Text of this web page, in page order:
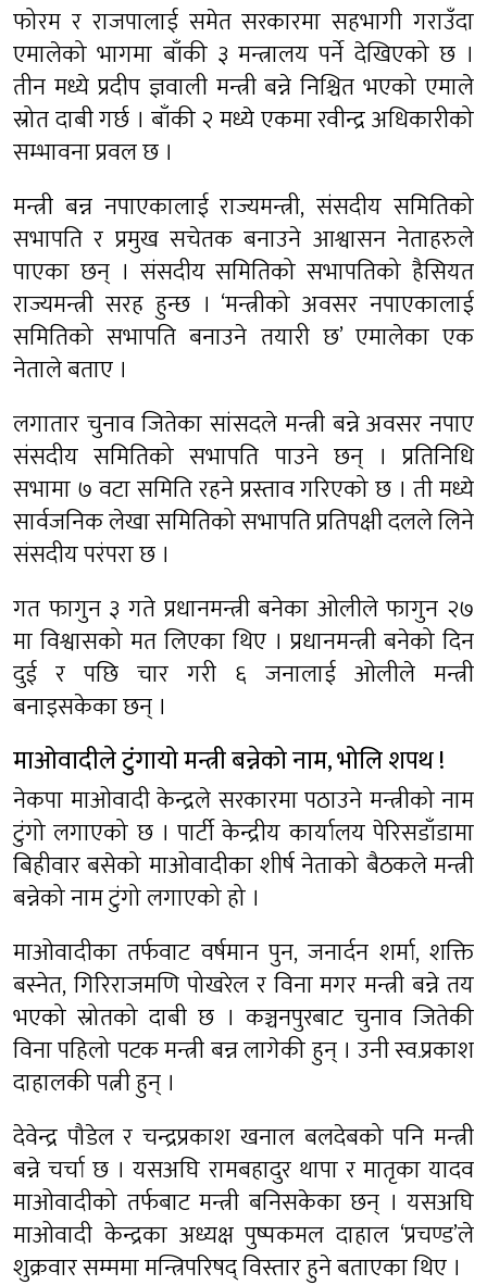
फोरम र राजपालाई समेत सरकारमा सहभागी गराउँदा
एमालेको भागमा बाँकी ३ मन्त्रालय पर्ने देखिएको छ ।
तीन मध्ये प्रदीप ज्ञवाली मन्त्री बन्ने निश्चित भएको एमाले
स्रोत दाबी गर्छ । बाँकी २ मध्ये एकमा रवीन्द्र अधिकारीको
सम्भावना प्रवल छ ।
मन्त्री बन्न नपाएकालाई राज्यमन्त्री, संसदीय समितिको
सभापति र प्रमुख सचेतक बनाउने आश्वासन नेताहरुले
पाएका छन् । संसदीय समितिको सभापतिको हैसियत
राज्यमन्त्री सरह हुन्छ । ‘मन्त्रीको अवसर नपाएकालाई
समितिको सभापति बनाउने तयारी छ’ एमालेका एक
नेताले बताए ।
लगातार चुनाव जितेका सांसदले मन्त्री बन्ने अवसर नपाए
संसदीय समितिको सभापति पाउने छन् । प्रतिनिधि
सभामा ७ वटा समिति रहने प्रस्ताव गरिएको छ । ती मध्ये
सार्वजनिक लेखा समितिको सभापति प्रतिपक्षी दलले लिने
संसदीय परंपरा छ ।
गत फागुन ३ गते प्रधानमन्त्री बनेका ओलीले फागुन २७
मा विश्वासको मत लिएका थिए । प्रधानमन्त्री बनेको दिन
दुई र पछि चार गरी ६ जनालाई ओलीले मन्त्री
बनाइसकेका छन् ।
माओवादीले टुंगायो मन्त्री बन्नेको नाम, भोलि शपथ !
नेकपा माओवादी केन्द्रले सरकारमा पठाउने मन्त्रीको नाम
टुंगो लगाएको छ । पार्टी केन्द्रीय कार्यालय पेरिसडाँडामा
बिहीवार बसेको माओवादीका शीर्ष नेताको बैठकले मन्त्री
बन्नेको नाम टुंगो लगाएको हो ।
माओवादीका तर्फवाट वर्षमान पुन, जनार्दन शर्मा, शक्ति
बस्नेत, गिरिराजमणि पोखरेल र विना मगर मन्त्री बन्ने तय
भएको स्रोतको दाबी छ । कञ्चनपुरबाट चुनाव जितेकी
विना पहिलो पटक मन्त्री बन्न लागेकी हुन् । उनी स्व.प्रकाश
दाहालकी पत्नी हुन् ।
देवेन्द्र पौडेल र चन्द्रप्रकाश खनाल बलदेबको पनि मन्त्री
बन्ने चर्चा छ । यसअघि रामबहादुर थापा र मातृका यादव
माओवादीको तर्फबाट मन्त्री बनिसकेका छन् । यसअघि
माओवादी केन्द्रका अध्यक्ष पुष्पकमल दाहाल ‘प्रचण्ड’ले
शुक्रवार सम्ममा मन्त्रिपरिषद् विस्तार हुने बताएका थिए ।